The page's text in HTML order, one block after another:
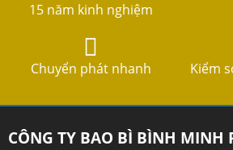
15 năm kinh nghiệm
Chuyển phát nhanh
Kiểm
CÔNG TY BAO BÌ BÌNH MINH